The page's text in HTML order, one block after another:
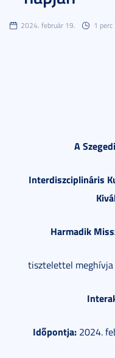
2024. február 19. 1 perc
A
Interdiszciplináris
Harmadik
tisztelettel meghívja
Időpontja: 2024.